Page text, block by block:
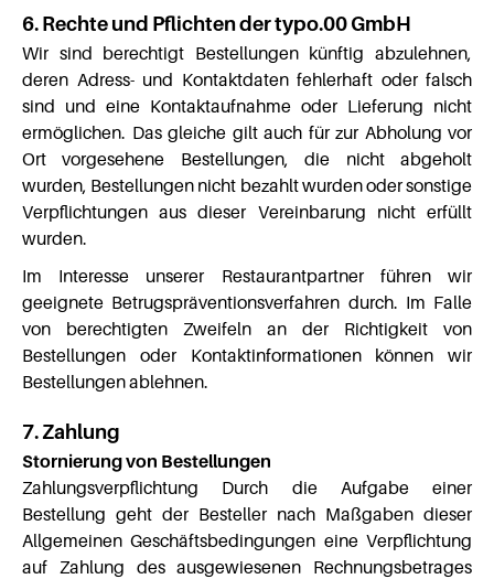
6. Rechte und Pflichten der typo.00 GmbH
Wir sind berechtigt Bestellungen künftig abzulehnen,
deren Adress- und Kontaktdaten fehlerhaft oder falsch
sind und eine Kontaktaufnahme oder Lieferung nicht
ermöglichen. Das gleiche gilt auch für zur Abholung vor
Ort vorgesehene Bestellungen, die nicht abgeholt
wurden, Bestellungen nicht bezahlt wurden oder sonstige
Verpflichtungen aus dieser Vereinbarung nicht erfüllt
wurden.
Im Interesse unserer Restaurantpartner führen wir
geeignete Betrugspräventionsverfahren durch. Im Falle
von berechtigten Zweifeln an der Richtigkeit von
Bestellungen oder Kontaktinformationen können wir
Bestellungen ablehnen.
7. Zahlung
Stornierung von Bestellungen
Zahlungsverpflichtung Durch die Aufgabe einer
Bestellung geht der Besteller nach Maßgaben dieser
Allgemeinen Geschäftsbedingungen eine Verpflichtung
auf Zahlung des ausgewiesenen Rechnungsbetrages